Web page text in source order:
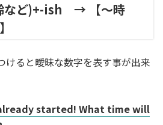
など)+-ish → 【～時
けると曖昧な数字を表す事が出来
started! What time will